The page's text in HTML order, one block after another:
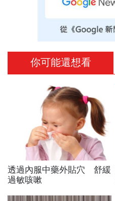
你可能還想看
透過內服中藥外貼穴 舒緩
過敏咳嗽